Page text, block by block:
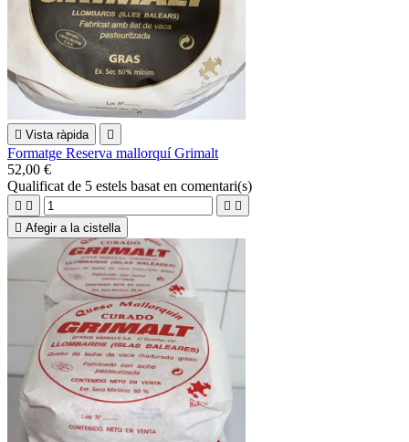
 Vista ràpida 
Formatge Reserva mallorquí Grimalt
52,00 €
Qualificat de 5 estels basat en comentari(s)
   
 Afegir a la cistella